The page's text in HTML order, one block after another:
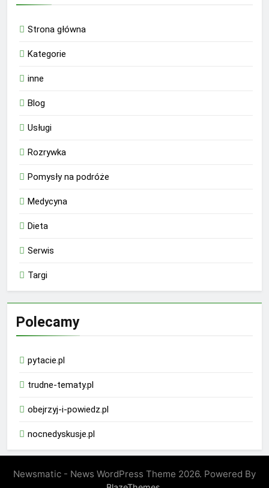
Strona główna
Kategorie
inne
Blog
Usługi
Rozrywka
Pomysły na podróże
Medycyna
Dieta
Serwis
Targi
Polecamy
pytacie.pl
trudne-tematy.pl
obejrzyj-i-powiedz.pl
nocnedyskusje.pl
Newsmatic - News WordPress Theme 2026. Powered By